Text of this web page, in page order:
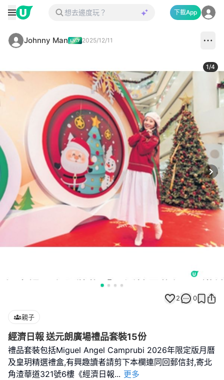
下載App
Johnny Man 2025/12/11
1/4
2 0
親子
經濟日報 送元朗廣場禮品套裝15份
禮品套裝包括Miguel Angel Camprubi 2026年限定版月曆
及皇玥精選禮盒,有興趣讀者請剪下本欄連同回郵信封,寄北
角渣華道321號6樓《經濟日報... 更多